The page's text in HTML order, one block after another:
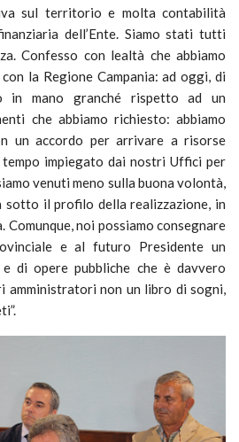
sul territorio e molta contabilità
dell’Ente. Siamo stati tutti
Confesso con lealtà che abbiamo
la Regione Campania: ad oggi, di
in mano granché rispetto ad un
che abbiamo richiesto: abbiamo
un accordo per arrivare a risorse
impiegato dai nostri Uffici per
venuti meno sulla buona volontà,
sotto il profilo della realizzazione, in
noi possiamo consegnare
e al futuro Presidente un
di opere pubbliche che è davvero
amministratori non un libro di sogni,